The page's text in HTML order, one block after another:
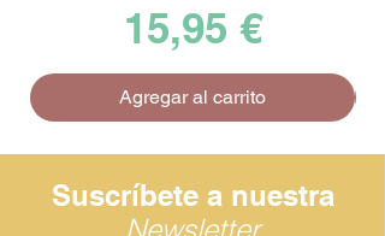
Precio
15,95 €
Agregar al carrito
Suscríbete a nuestra